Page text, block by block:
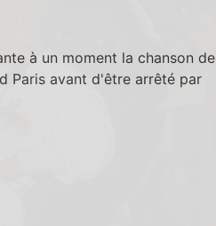
à un moment la chanson de
Paris avant d'être arrêté par